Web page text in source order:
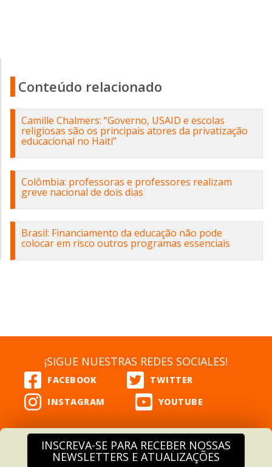
Conteúdo relacionado
Camille Chalmers: “Governo, USAID e escolas
religiosas são os principais atores da privatização
educacional no Haiti”
Colômbia: professoras e professores realizam
greve nacional de dois dias
Brasil: Financiamento da educação não pode
colocar em risco outros programas essenciais
¡SIGUE NUESTRAS REDES SOCIALES!
INSCREVA-SE PARA RECEBER NOSSAS
NEWSLETTERS E ATUALIZAÇÕES